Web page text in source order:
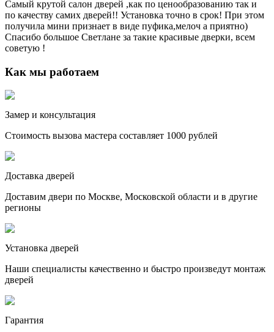
Самый крутой салон дверей ,как по ценообразованию так и
по качеству самих дверей!! Установка точно в срок! При этом
получила мини признает в виде пуфика,мелоч а приятно)
Спасибо большое Светлане за такие красивые дверки, всем
советую !
Как мы работаем
Замер и консультация
Стоимость вызова мастера составляет 1000 рублей
Доставка дверей
Доставим двери по Москве, Московской области и в другие
регионы
Установка дверей
Наши специалисты качественно и быстро произведут монтаж
дверей
Гарантия